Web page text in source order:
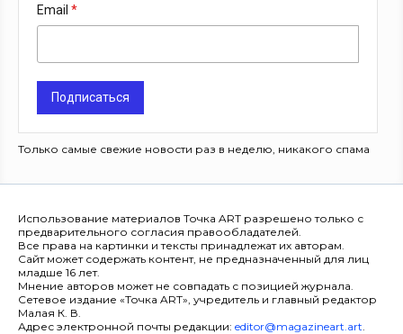
Email
Подписаться
Только самые свежие новости раз в неделю, никакого спама
Использование материалов Точка ART разрешено только с
предварительного согласия правообладателей.
Все права на картинки и тексты принадлежат их авторам.
Сайт может содержать контент, не предназначенный для лиц
младше 16 лет.
Мнение авторов может не совпадать с позицией журнала.
Сетевое издание «Точка ART», учредитель и главный редактор
Малая К. В.
Адрес электронной почты редакции: editor@magazineart.art